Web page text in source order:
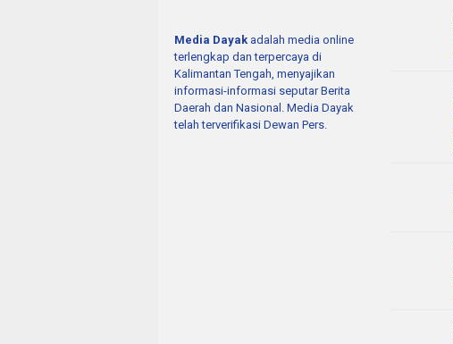
Media Dayak adalah media online
terlengkap dan terpercaya di
Kalimantan Tengah, menyajikan
informasi-informasi seputar Berita
Daerah dan Nasional. Media Dayak
telah terverifikasi Dewan Pers.